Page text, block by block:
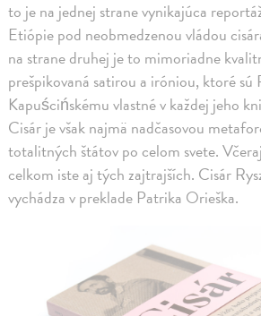
to je na jednej strane vynikajúca
Etiópie pod neobmedzenou vládou
na strane druhej je to mimoriadne
prešpikovaná satirou a iróniou, ktoré sú
Kapuścińskému vlastné v každej jeho
Cisár je však najmä nadčasovou
totalitných štátov po celom svete.
celkom iste aj tých zajtrajších. Cisár
vychádza v preklade Patrika Orieška.